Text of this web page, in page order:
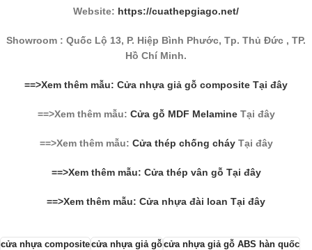
Website: https://cuathepgiago.net/
Showroom : Quốc Lộ 13, P. Hiệp Bình Phước, Tp. Thủ Đức , TP.
Hồ Chí Minh.
==>Xem thêm mẫu: Cửa nhựa giả gỗ composite Tại đây
==>Xem thêm mẫu: Cửa gỗ MDF MelamineTại đây
==>Xem thêm mẫu: Cửa thép chống cháyTại đây
==>Xem thêm mẫu: Cửa thép vân gỗ Tại đây
==>Xem thêm mẫu: Cửa nhựa đài loan Tại đây
cửa nhựa compositecửa nhựa giả gỗcửa nhựa giả gỗ ABS hàn quốc